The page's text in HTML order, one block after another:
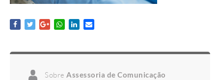
Sobre Assessoria de Comunicação